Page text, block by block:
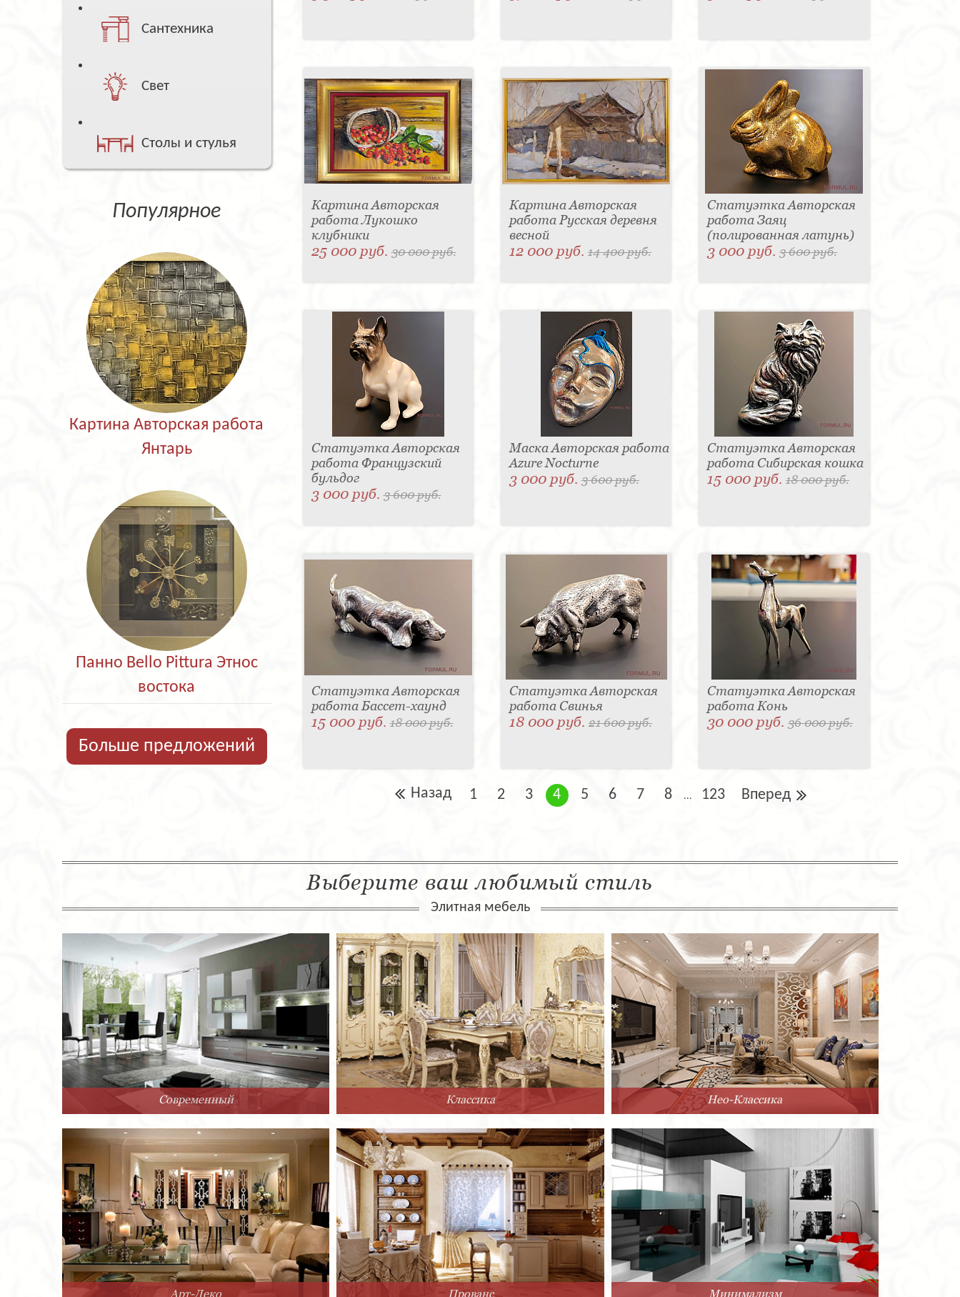
Сантехника
Свет
Столы и стулья
Популярное
Картина Авторская работа
Янтарь
Панно Bello Pittura Этнос
востока
Больше предложений
Картина Авторская
работа Лукошко
клубники
25 000 руб.30 000 руб.
Картина Авторская
работа Русская деревня
весной
12 000 руб. 14 400 руб.
Статуэтка Авторская
работа Заяц
(полированная латунь)
3 000 руб.3 600 руб.
Статуэтка Авторская
работа Французский
бульдог
3 000 руб.3 600 руб.
Маска Авторская работа
Azure Nocturne
3 000 руб. 3 600 руб.
Статуэтка Авторская
работа Сибирская кошка
15 000 руб.18 000 руб.
Статуэтка Авторская
работа Бассет-хаунд
15 000 руб.18 000 руб.
Статуэтка Авторская
работа Свинья
18 000 руб. 21 600 руб.
Статуэтка Авторская
работа Конь
30 000 руб.36 000 руб.
Назад 1 2 3 4 5 6 7 8 ... 123 Вперед
Выберите ваш любимый стиль
Элитная мебель
Современный Классика Нео-Классика
Арт-Деко Прованс Минимализм